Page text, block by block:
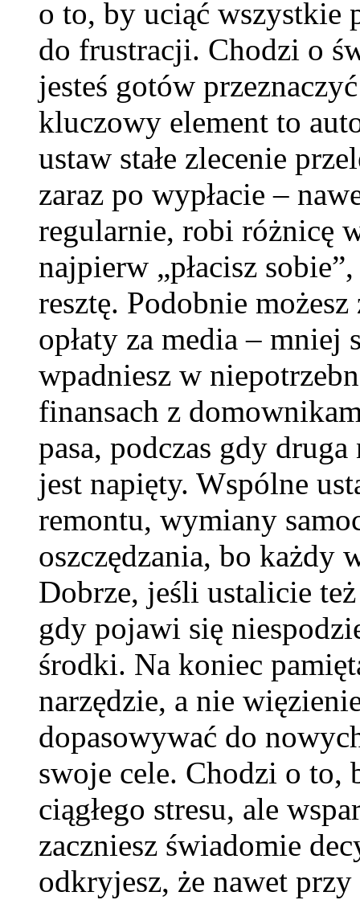
o to, by uciąć wszystkie
do frustracji. Chodzi o
jesteś gotów
kluczowy element to
ustaw stałe zlecenie
zaraz po wypłacie –
regularnie, robi różnicę
najpierw „płacisz
resztę. Podobnie
opłaty za media – mniej
wpadniesz w
finansach z
pasa, podczas gdy
jest napięty. Wspólne
remontu, wymiany
oszczędzania, bo każdy
Dobrze, jeśli ustalicie
gdy pojawi się
środki. Na koniec
narzędzie, a nie
dopasowywać do
swoje cele. Chodzi o to,
ciągłego stresu, ale
zaczniesz świadomie
odkryjesz, że nawet